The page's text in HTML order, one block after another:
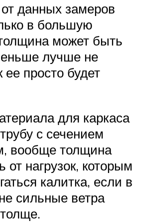
данных замеров
в большую
может быть
лучше не
ее просто будет
для каркаса
с сечением
вообще толщина
от нагрузок, которым
калитка, если в
сильные ветра